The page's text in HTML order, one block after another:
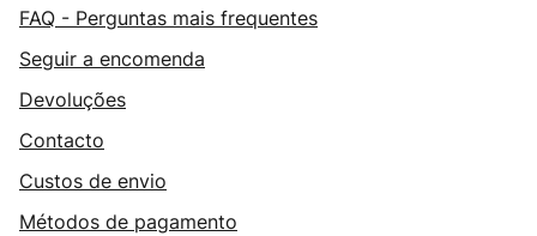
FAQ - Perguntas mais frequentes
Seguir a encomenda
Devoluções
Contacto
Custos de envio
Métodos de pagamento